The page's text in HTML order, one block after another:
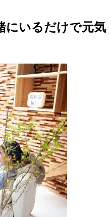
いるだけで元気